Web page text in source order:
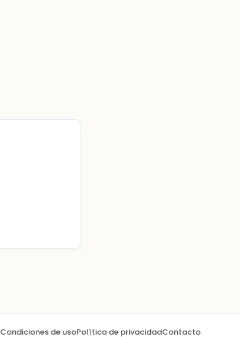
Condiciones de usoPolítica de privacidadContacto